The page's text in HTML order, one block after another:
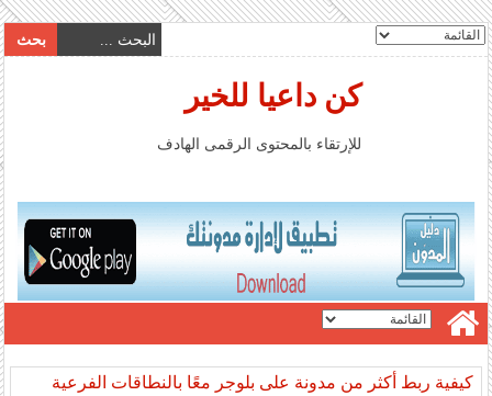
كن داعيا للخير
للإرتقاء بالمحتوى الرقمى الهادف
كيفية ربط أكثر من مدونة على بلوجر معًا بالنطاقات الفرعية